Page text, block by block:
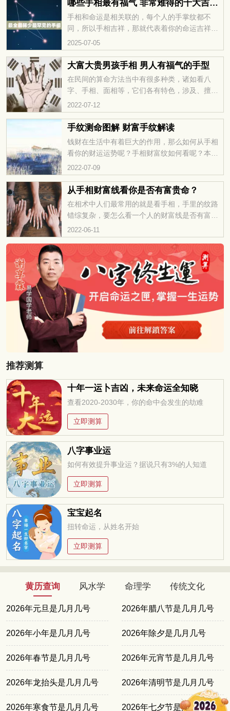
哪些手相最有福气 非常难得的十大吉祥手相
手相和命运是相关联的，每个人的手掌纹都不
同，所以手相吉祥，那就代表着你的命运吉祥，
人生和运势都很好，也正是因此，我们大家都希
望能够拥有吉祥的手相特征，那在手相学中，非
常难得的十大吉祥手相有哪些呢？快来看看吧。
2025-07-05
大富大贵男孩手相 男人有福气的手型
在民间的算命方法当中有很多种类，诸如看八
字、手相、面相等，它们各有特色，涉及、擅长
的方面也会有所不同。那么接下来就让小编给大
家介绍大富大贵男孩手相，以及男人有福气的手
型。且看本期相术大全为您解析！...
2022-07-12
手纹测命图解 财富手纹解读
钱财在生活中有着巨大的作用，那么如何从手相
看你的财运运势呢？手相财富纹如何看呢？本期
手相图解就带你一起去了解一下……
2022-07-09
从手相财富线看你是否有富贵命？
在相术中人们最常用的就是看手相，手里的纹路
错综复杂，要怎么看一个人的财富线是否有富贵
命呢？今天小编讲的内容是关于其中的手相，和
小编一起关注华易网吧！ 从手相财富线看...
2022-06-11
推荐测算
十年一运卜吉凶，未来命运全知晓
查看2020-2030年，你的命中会发生的劫难
立即测算
八字事业运
如何有效提升事业运？据说只有3%的人知道
立即测算
宝宝起名
扭转命运，从姓名开始
立即测算
黄历查询 风水学 命理学 传统文化
2026年元旦是几月几号 2026年腊八节是几月几号
2026年小年是几月几号 2026年除夕是几月几号
2026年春节是几月几号 2026年元宵节是几月几号
2026年龙抬头是几月几号 2026年清明节是几月几号
2026年寒食节是几月几号 2026年七夕节是几月几号